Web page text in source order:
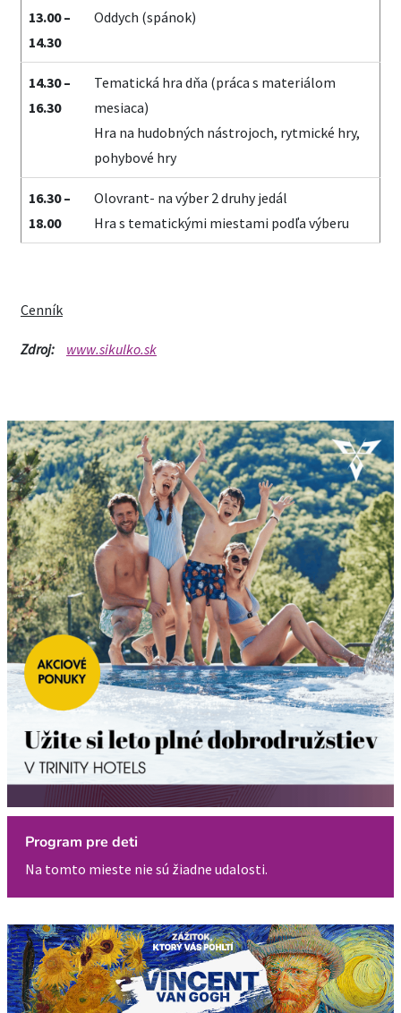
13.00 –
14.30
Oddych (spánok)
14.30 –
16.30
Tematická hra dňa (práca s materiálom
mesiaca)
Hra na hudobných nástrojoch, rytmické hry,
pohybové hry
16.30 –
18.00
Olovrant- na výber 2 druhy jedál
Hra s tematickými miestami podľa výberu
Cenník
Zdroj: www.sikulko.sk
Program pre deti
Na tomto mieste nie sú žiadne udalosti.